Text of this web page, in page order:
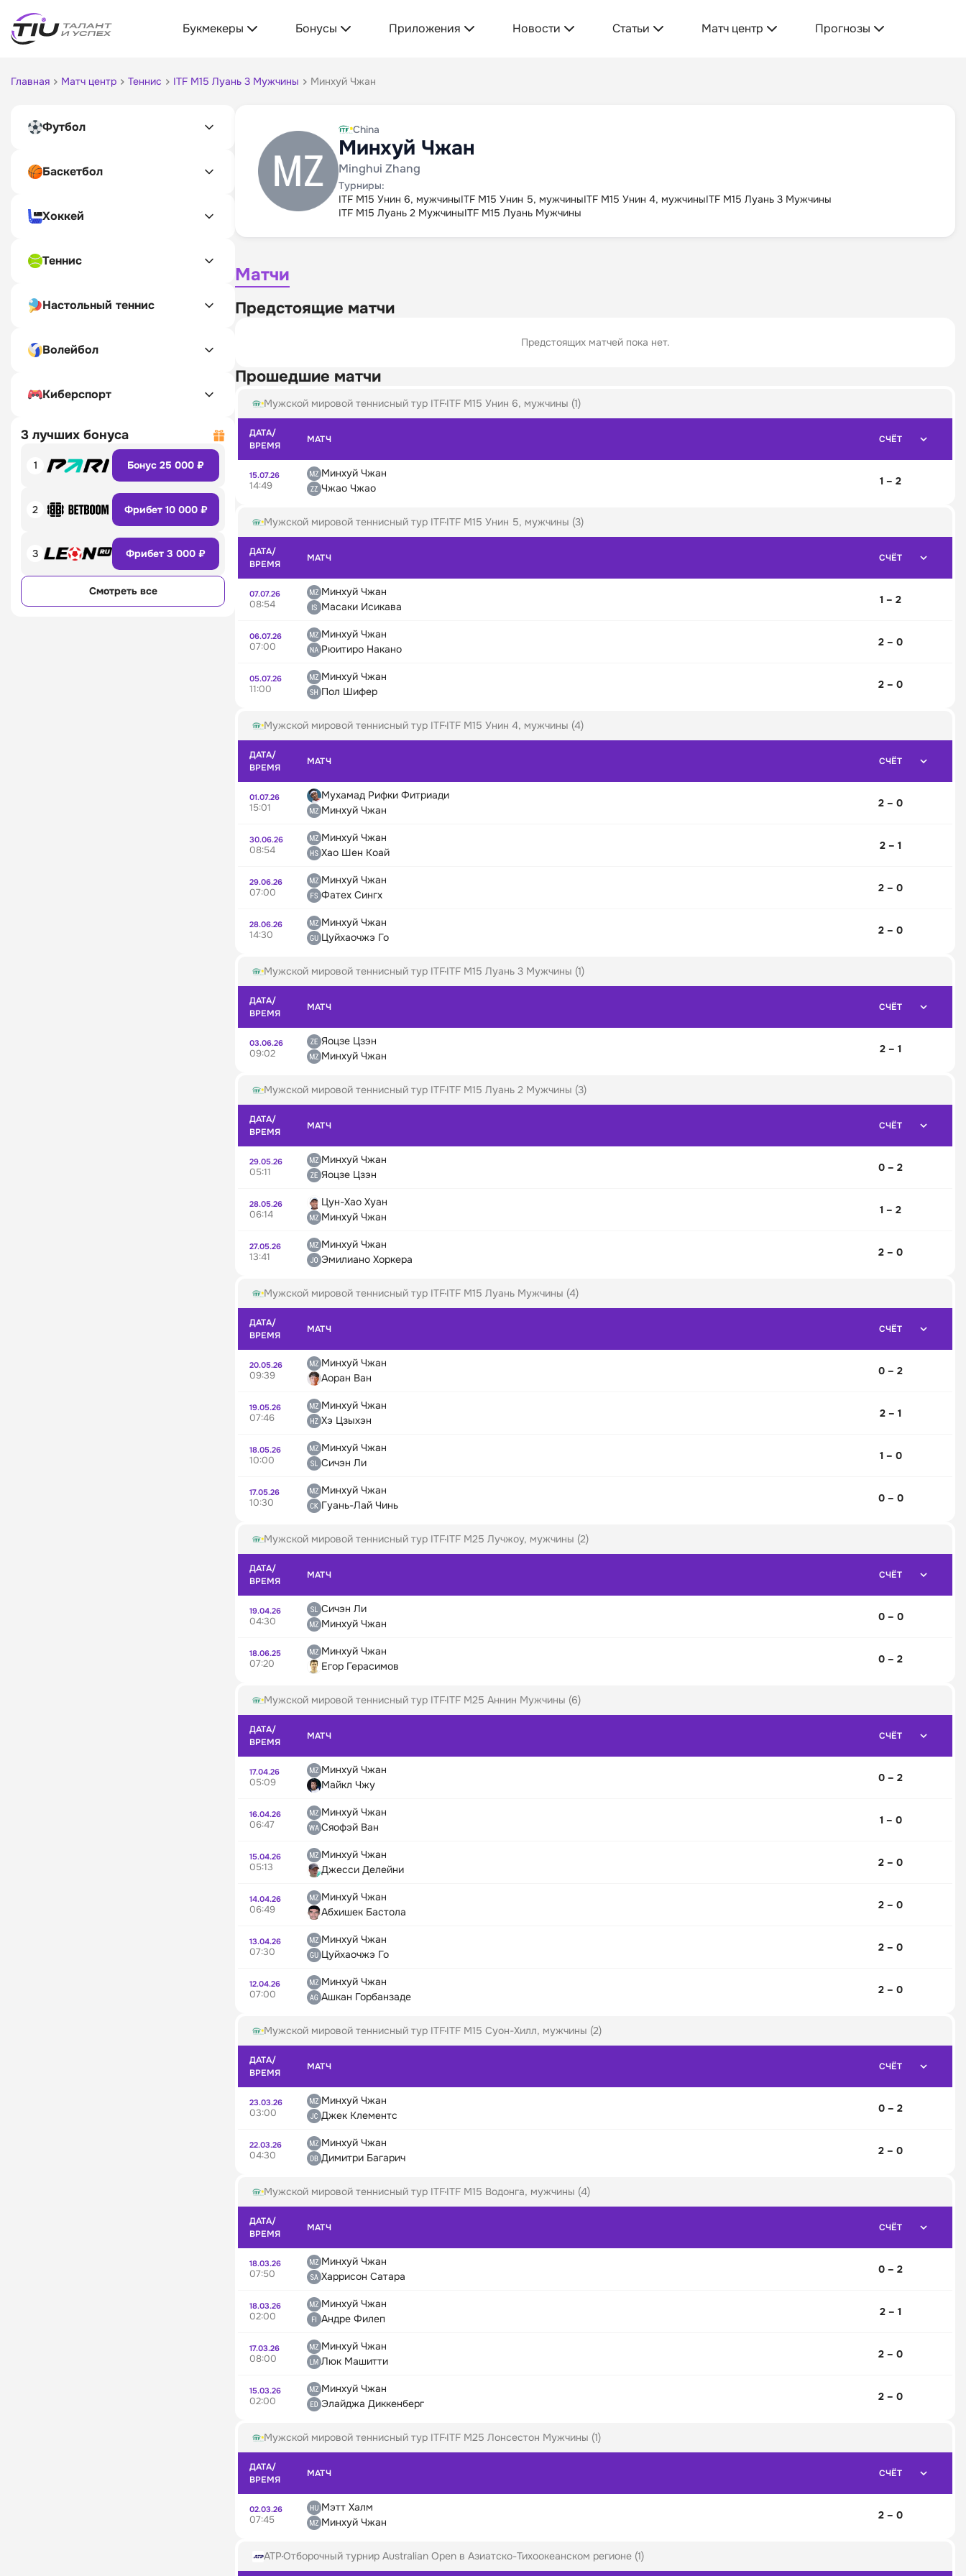
Букмекеры Бонусы Приложения Новости Статьи Матч центр Прогнозы
Главная Матч центр Теннис ITF M15 Луань 3 Мужчины Минхуй Чжан
Футбол
Баскетбол
Хоккей
Теннис
Настольный теннис
Волейбол
Киберспорт
3 лучших бонуса
1 Бонус 25 000 ₽
2 Фрибет 10 000 ₽
3 Фрибет 3 000 ₽
Смотреть все
China
Минхуй Чжан
Minghui Zhang
Турниры:
ITF M15 Унин 6, мужчиныITF M15 Унин 5, мужчиныITF M15 Унин 4, мужчиныITF M15 Луань 3 Мужчины
ITF M15 Луань 2 МужчиныITF M15 Луань Мужчины
Матчи
Предстоящие матчи
Предстоящих матчей пока нет.
Прошедшие матчи
Мужской мировой теннисный тур ITFITF M15 Унин 6, мужчины (1)
ДАТА/
ВРЕМЯ
МАТЧ СЧЁТ
15.07.26
14:49
Минхуй Чжан
Чжао Чжао
1 – 2
Мужской мировой теннисный тур ITFITF M15 Унин 5, мужчины (3)
ДАТА/
ВРЕМЯ
МАТЧ СЧЁТ
07.07.26
08:54
Минхуй Чжан
Масаки Исикава
1 – 2
06.07.26
07:00
Минхуй Чжан
Рюитиро Накано
2 – 0
05.07.26
11:00
Минхуй Чжан
Пол Шифер
2 – 0
Мужской мировой теннисный тур ITFITF M15 Унин 4, мужчины (4)
ДАТА/
ВРЕМЯ
МАТЧ СЧЁТ
01.07.26
15:01
Мухамад Рифки Фитриади
Минхуй Чжан
2 – 0
30.06.26
08:54
Минхуй Чжан
Хао Шен Коай
2 – 1
29.06.26
07:00
Минхуй Чжан
Фатех Сингх
2 – 0
28.06.26
14:30
Минхуй Чжан
Цуйхаочжэ Го
2 – 0
Мужской мировой теннисный тур ITFITF M15 Луань 3 Мужчины (1)
ДАТА/
ВРЕМЯ
МАТЧ СЧЁТ
03.06.26
09:02
Яоцзе Цзэн
Минхуй Чжан
2 – 1
Мужской мировой теннисный тур ITFITF M15 Луань 2 Мужчины (3)
ДАТА/
ВРЕМЯ
МАТЧ СЧЁТ
29.05.26
05:11
Минхуй Чжан
Яоцзе Цзэн
0 – 2
28.05.26
06:14
Цун-Хао Хуан
Минхуй Чжан
1 – 2
27.05.26
13:41
Минхуй Чжан
Эмилиано Хоркера
2 – 0
Мужской мировой теннисный тур ITFITF M15 Луань Мужчины (4)
ДАТА/
ВРЕМЯ
МАТЧ СЧЁТ
20.05.26
09:39
Минхуй Чжан
Аоран Ван
0 – 2
19.05.26
07:46
Минхуй Чжан
Хэ Цзыхэн
2 – 1
18.05.26
10:00
Минхуй Чжан
Сичэн Ли
1 – 0
17.05.26
10:30
Минхуй Чжан
Гуань-Лай Чинь
0 – 0
Мужской мировой теннисный тур ITFITF M25 Лучжоу, мужчины (2)
ДАТА/
ВРЕМЯ
МАТЧ СЧЁТ
19.04.26
04:30
Сичэн Ли
Минхуй Чжан
0 – 0
18.06.25
07:20
Минхуй Чжан
Егор Герасимов
0 – 2
Мужской мировой теннисный тур ITFITF M25 Аннин Мужчины (6)
ДАТА/
ВРЕМЯ
МАТЧ СЧЁТ
17.04.26
05:09
Минхуй Чжан
Майкл Чжу
0 – 2
16.04.26
06:47
Минхуй Чжан
Сяофэй Ван
1 – 0
15.04.26
05:13
Минхуй Чжан
Джесси Делейни
2 – 0
14.04.26
06:49
Минхуй Чжан
Абхишек Бастола
2 – 0
13.04.26
07:30
Минхуй Чжан
Цуйхаочжэ Го
2 – 0
12.04.26
07:00
Минхуй Чжан
Ашкан Горбанзаде
2 – 0
Мужской мировой теннисный тур ITFITF M15 Суон-Хилл, мужчины (2)
ДАТА/
ВРЕМЯ
МАТЧ СЧЁТ
23.03.26
03:00
Минхуй Чжан
Джек Клементс
0 – 2
22.03.26
04:30
Минхуй Чжан
Димитри Багарич
2 – 0
Мужской мировой теннисный тур ITFITF M15 Водонга, мужчины (4)
ДАТА/
ВРЕМЯ
МАТЧ СЧЁТ
18.03.26
07:50
Минхуй Чжан
Харрисон Сатара
0 – 2
18.03.26
02:00
Минхуй Чжан
Андре Филеп
2 – 1
17.03.26
08:00
Минхуй Чжан
Люк Машитти
2 – 0
15.03.26
02:00
Минхуй Чжан
Элайджа Диккенберг
2 – 0
Мужской мировой теннисный тур ITFITF M25 Лонсестон Мужчины (1)
ДАТА/
ВРЕМЯ
МАТЧ СЧЁТ
02.03.26
07:45
Мэтт Халм
Минхуй Чжан
2 – 0
ATPОтборочный турнир Australian Open в Азиатско-Тихоокеанском регионе (1)